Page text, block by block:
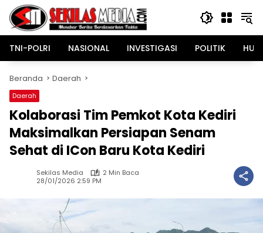
Langsung
konten
TNI-POLRI
NASIONAL INVESTIGASI POLITIK
Beranda Daerah
Daerah
Kolaborasi Tim Pemkot Kota Kediri
Maksimalkan Persiapan Senam
Sehat di ICon Baru Kota Kediri
Sekilas Media
2 Min Baca
28/01/2026 2:59 PM